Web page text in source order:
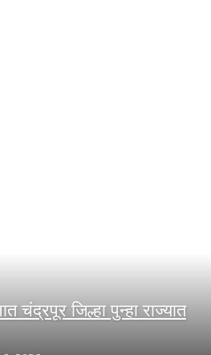
चंद्रपूर जिल्हा पुन्हा राज्यात